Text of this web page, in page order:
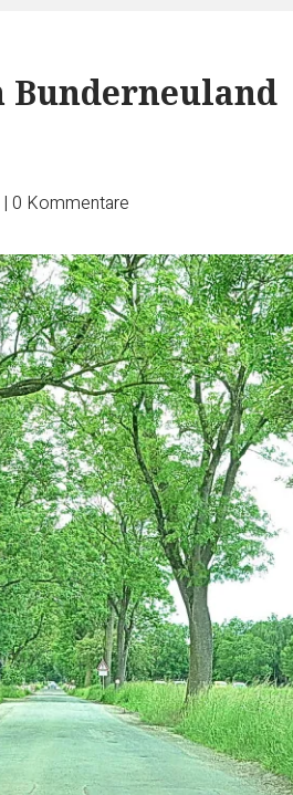
Bunderneuland
| 0 Kommentare